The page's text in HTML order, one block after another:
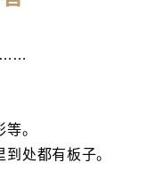
。
处都有板子。